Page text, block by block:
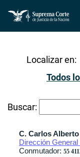
Localizar en:
Todos
Buscar:
C. Carlos
Dirección
Conmutador: 55